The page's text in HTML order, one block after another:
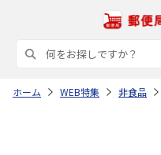
ホーム WEB特集 非食品